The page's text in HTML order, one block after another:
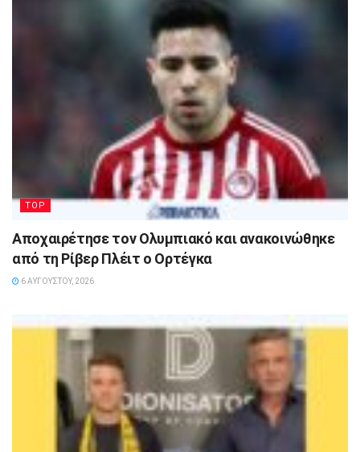
TOP
Αποχαιρέτησε τον Ολυμπιακό και ανακοινώθηκε
από τη Ρίβερ Πλέιτ ο Ορτέγκα
6 ΑΥΓΟΎΣΤΟΥ, 2026